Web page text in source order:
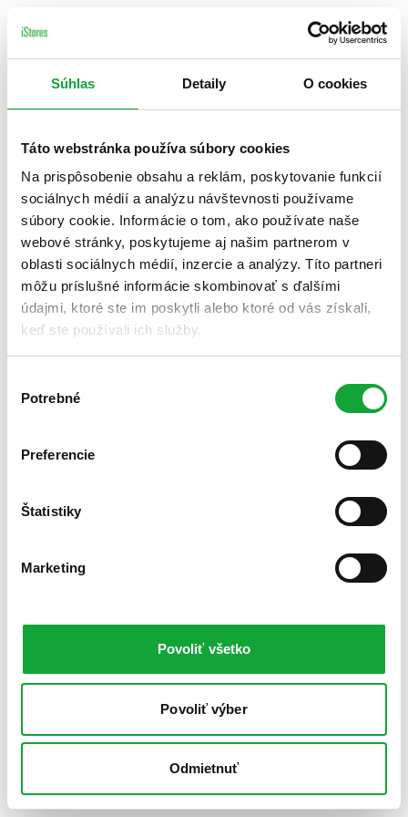
Súhlas Detaily O cookies
Táto webstránka používa súbory cookies
Na prispôsobenie obsahu a reklám, poskytovanie funkcií
sociálnych médií a analýzu návštevnosti používame
súbory cookie. Informácie o tom, ako používate naše
webové stránky, poskytujeme aj našim partnerom v
oblasti sociálnych médií, inzercie a analýzy. Títo partneri
môžu príslušné informácie skombinovať s ďalšími
údajmi, ktoré ste im poskytli alebo ktoré od vás získali,
keď ste používali ich služby.
súhlasu
Potrebné
Preferencie
Štatistiky
Marketing
Povoliť všetko
Povoliť výber
Odmietnuť